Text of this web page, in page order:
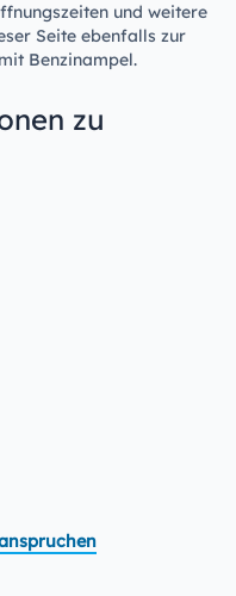
und weitere
Seite ebenfalls zur
Benzinampel.
zu